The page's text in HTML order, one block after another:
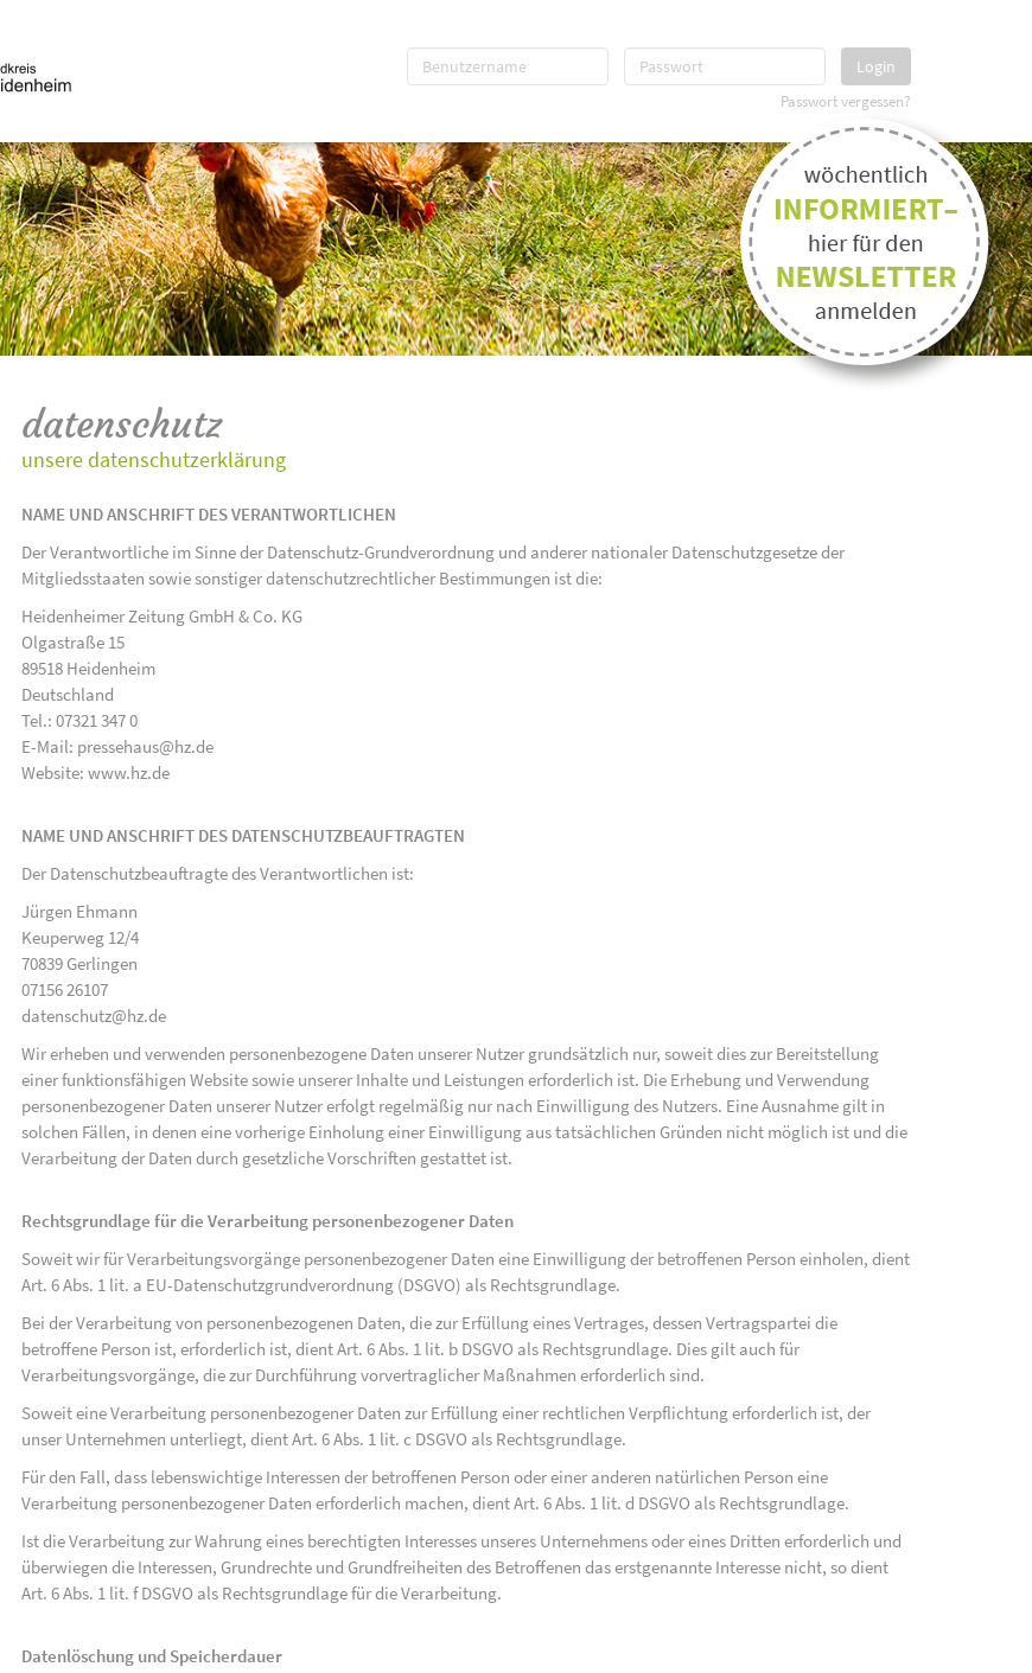
Login
Passwort vergessen?
datenschutz
unsere datenschutzerklärung
NAME UND ANSCHRIFT DES VERANTWORTLICHEN
Der Verantwortliche im Sinne der Datenschutz-Grundverordnung und anderer nationaler Datenschutzgesetze der
Mitgliedsstaaten sowie sonstiger datenschutzrechtlicher Bestimmungen ist die:
Heidenheimer Zeitung GmbH & Co. KG
Olgastraße 15
89518 Heidenheim
Deutschland
Tel.: 07321 347 0
E-Mail: pressehaus@hz.de
Website: www.hz.de
NAME UND ANSCHRIFT DES DATENSCHUTZBEAUFTRAGTEN
Der Datenschutzbeauftragte des Verantwortlichen ist:
Jürgen Ehmann
Keuperweg 12/4
70839 Gerlingen
07156 26107
datenschutz@hz.de
Wir erheben und verwenden personenbezogene Daten unserer Nutzer grundsätzlich nur, soweit dies zur Bereitstellung
einer funktionsfähigen Website sowie unserer Inhalte und Leistungen erforderlich ist. Die Erhebung und Verwendung
personenbezogener Daten unserer Nutzer erfolgt regelmäßig nur nach Einwilligung des Nutzers. Eine Ausnahme gilt in
solchen Fällen, in denen eine vorherige Einholung einer Einwilligung aus tatsächlichen Gründen nicht möglich ist und die
Verarbeitung der Daten durch gesetzliche Vorschriften gestattet ist.
Rechtsgrundlage für die Verarbeitung personenbezogener Daten
Soweit wir für Verarbeitungsvorgänge personenbezogener Daten eine Einwilligung der betroffenen Person einholen, dient
Art. 6 Abs. 1 lit. a EU-Datenschutzgrundverordnung (DSGVO) als Rechtsgrundlage.
Bei der Verarbeitung von personenbezogenen Daten, die zur Erfüllung eines Vertrages, dessen Vertragspartei die
betroffene Person ist, erforderlich ist, dient Art. 6 Abs. 1 lit. b DSGVO als Rechtsgrundlage. Dies gilt auch für
Verarbeitungsvorgänge, die zur Durchführung vorvertraglicher Maßnahmen erforderlich sind.
Soweit eine Verarbeitung personenbezogener Daten zur Erfüllung einer rechtlichen Verpflichtung erforderlich ist, der
unser Unternehmen unterliegt, dient Art. 6 Abs. 1 lit. c DSGVO als Rechtsgrundlage.
Für den Fall, dass lebenswichtige Interessen der betroffenen Person oder einer anderen natürlichen Person eine
Verarbeitung personenbezogener Daten erforderlich machen, dient Art. 6 Abs. 1 lit. d DSGVO als Rechtsgrundlage.
Ist die Verarbeitung zur Wahrung eines berechtigten Interesses unseres Unternehmens oder eines Dritten erforderlich und
überwiegen die Interessen, Grundrechte und Grundfreiheiten des Betroffenen das erstgenannte Interesse nicht, so dient
Art. 6 Abs. 1 lit. f DSGVO als Rechtsgrundlage für die Verarbeitung.
Datenlöschung und Speicherdauer